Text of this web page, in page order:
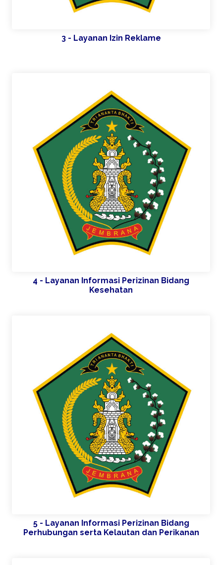
3 - Layanan Izin Reklame
4 - Layanan Informasi Perizinan Bidang
Kesehatan
5 - Layanan Informasi Perizinan Bidang
Perhubungan serta Kelautan dan Perikanan